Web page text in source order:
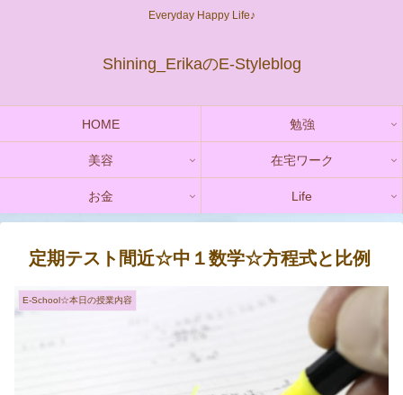
Everyday Happy Life♪
Shining_ErikaのE-Styleblog
HOME 勉強
美容 在宅ワーク
お金 Life
定期テスト間近☆中１数学☆方程式と比例
E-School☆本日の授業内容